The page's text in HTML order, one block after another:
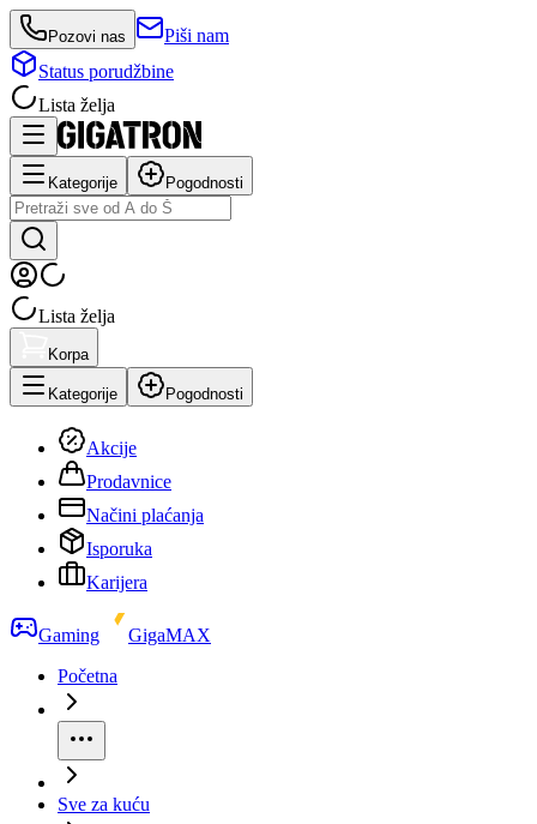
Pozovi nas
Piši nam
Status porudžbine
Lista želja
Kategorije Pogodnosti
Lista želja
Korpa
Kategorije Pogodnosti
Akcije
Prodavnice
Načini plaćanja
Isporuka
Karijera
Gaming
GigaMAX
Početna
Sve za kuću